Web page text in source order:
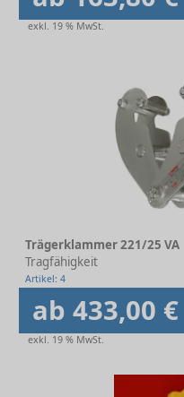
exkl. 19 % MwSt.
Trägerklammer 221/25 VA
Tragfähigkeit
Artikel: 4
ab 433,00 €
exkl. 19 % MwSt.